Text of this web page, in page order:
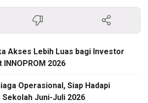
Akses Lebih Luas bagi Investor
INNOPROM 2026
Operasional, Siap Hadapi
Juni-Juli 2026